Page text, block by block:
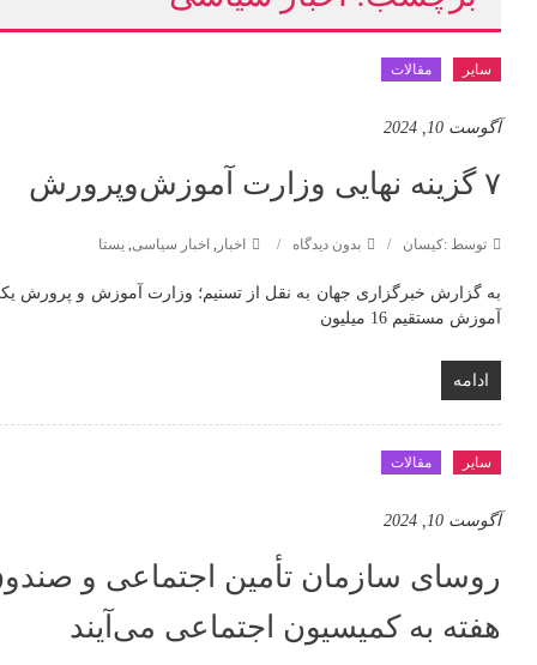
سایر مقالات
آگوست 10, 2024
۷ گزینه نهایی وزارت آموزش‌وپرورش
توسط :کیسان بدون دیدگاه اخبار , اخبار سیاسی, یستا
به گزارش خبرگزاری جهان به نقل از تسنیم؛ وزارت آموزش و پرورش
آموزش مستقیم 16 میلیون
ادامه
سایر مقالات
آگوست 10, 2024
روسای سازمان تأمین اجتماعی و
هفته به کمیسیون اجتماعی می‌آیند